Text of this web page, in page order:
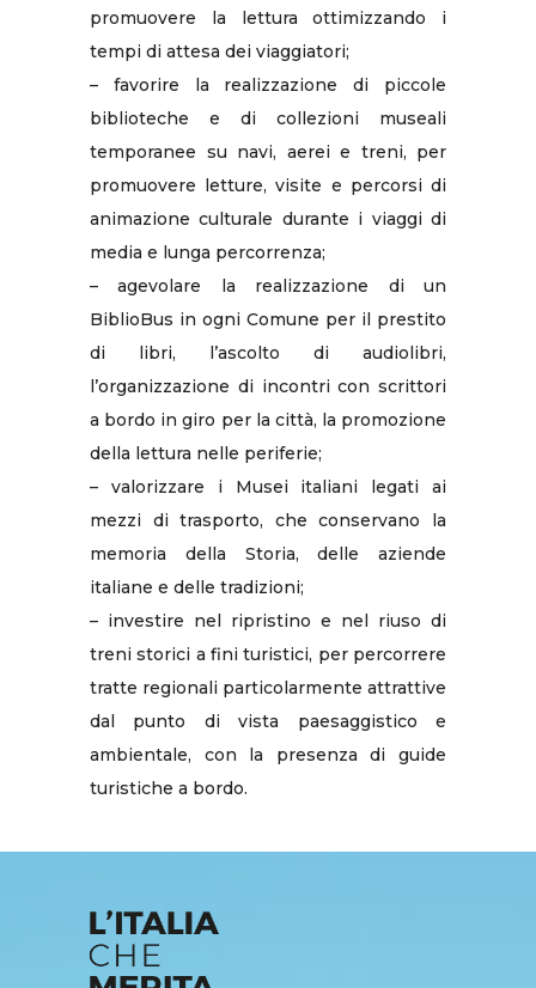
promuovere la lettura ottimizzando i
tempi di attesa dei viaggiatori;
– favorire la realizzazione di piccole
biblioteche e di collezioni museali
temporanee su navi, aerei e treni, per
promuovere letture, visite e percorsi di
animazione culturale durante i viaggi di
media e lunga percorrenza;
– agevolare la realizzazione di un
BiblioBus in ogni Comune per il prestito
di libri, l’ascolto di audiolibri,
l’organizzazione di incontri con scrittori
a bordo in giro per la città, la promozione
della lettura nelle periferie;
– valorizzare i Musei italiani legati ai
mezzi di trasporto, che conservano la
memoria della Storia, delle aziende
italiane e delle tradizioni;
– investire nel ripristino e nel riuso di
treni storici a fini turistici, per percorrere
tratte regionali particolarmente attrattive
dal punto di vista paesaggistico e
ambientale, con la presenza di guide
turistiche a bordo.